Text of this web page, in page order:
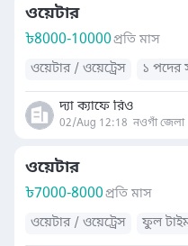
ওয়েটার
৳8000-10000প্রতি মাস
ওয়েটার / ওয়েট্রেস
১ পদের
দ্যা ক্যাফে রিও
02/Aug 12:18 নওগাঁ জেলা
ওয়েটার
৳7000-8000প্রতি মাস
ওয়েটার / ওয়েট্রেস
ফুল